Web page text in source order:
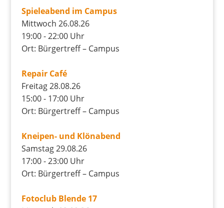
Spieleabend im Campus
Mittwoch 26.08.26
19:00 - 22:00 Uhr
Ort: Bürgertreff – Campus
Repair Café
Freitag 28.08.26
15:00 - 17:00 Uhr
Ort: Bürgertreff – Campus
Kneipen- und Klönabend
Samstag 29.08.26
17:00 - 23:00 Uhr
Ort: Bürgertreff – Campus
Fotoclub Blende 17